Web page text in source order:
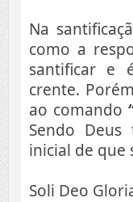
Na
como a
santificar e
crente.
ao comando
Sendo
inicial de que
Soli Deo